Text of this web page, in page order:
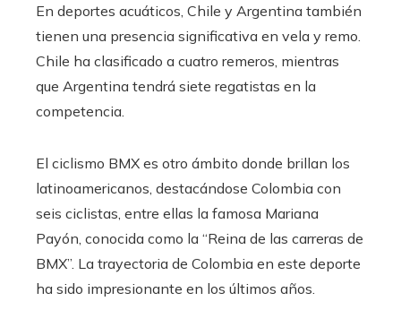
En deportes acuáticos, Chile y Argentina también
tienen una presencia significativa en vela y remo.
Chile ha clasificado a cuatro remeros, mientras
que Argentina tendrá siete regatistas en la
competencia.
El ciclismo BMX es otro ámbito donde brillan los
latinoamericanos, destacándose Colombia con
seis ciclistas, entre ellas la famosa Mariana
Payón, conocida como la “Reina de las carreras de
BMX”. La trayectoria de Colombia en este deporte
ha sido impresionante en los últimos años.